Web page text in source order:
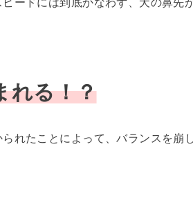
れる！？
られたことによって、バランスを崩